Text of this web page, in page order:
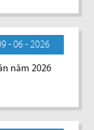
- 06 - 2026
năm 2026